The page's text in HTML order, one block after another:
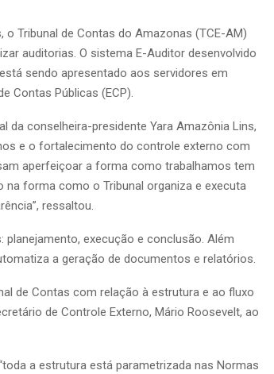
Tribunal de Contas do Amazonas (TCE-AM)
auditorias. O sistema E-Auditor desenvolvido
sendo apresentado aos servidores em
Contas Públicas (ECP).
da conselheira-presidente Yara Amazônia Lins,
e o fortalecimento do controle externo com
aperfeiçoar a forma como trabalhamos tem
na forma como o Tribunal organiza e executa
ressaltou.
execução e conclusão. Além
a geração de documentos e relatórios.
de Contas com relação à estrutura e ao fluxo
de Controle Externo, Mário Roosevelt, ao
a estrutura está parametrizada nas Normas